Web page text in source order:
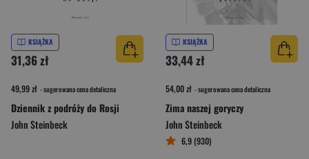
KSIĄŻKA
31,36 zł
49,99 zł - sugerowana cena detaliczna
Dziennik z podróży do Rosji
John Steinbeck
KSIĄŻKA
33,44 zł
54,00 zł - sugerowana cena detaliczna
Zima naszej goryczy
John Steinbeck
6,9 (930)